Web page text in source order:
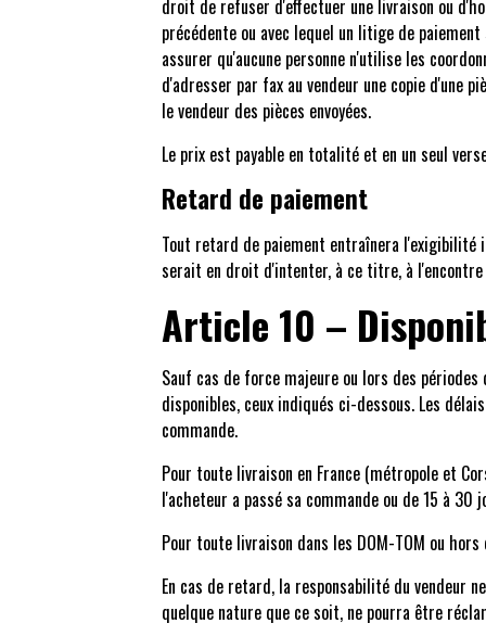
droit de refuser d'effectuer une livraison ou
précédente ou avec lequel un litige de
assurer qu'aucune personne n'utilise les
d'adresser par fax au vendeur une copie d'une
le vendeur des pièces envoyées.
Le prix est payable en totalité et en un seul
Retard de paiement
Tout retard de paiement entraînera l'exigibilité
serait en droit d'intenter, à ce titre, à
Article 10 –
Sauf cas de force majeure ou lors des
disponibles, ceux indiqués ci-dessous. Les
commande.
Pour toute livraison en France (métropole et
l'acheteur a passé sa commande ou de 15 à
Pour toute livraison dans les DOM-TOM ou
En cas de retard, la responsabilité du vendeur
quelque nature que ce soit, ne pourra être